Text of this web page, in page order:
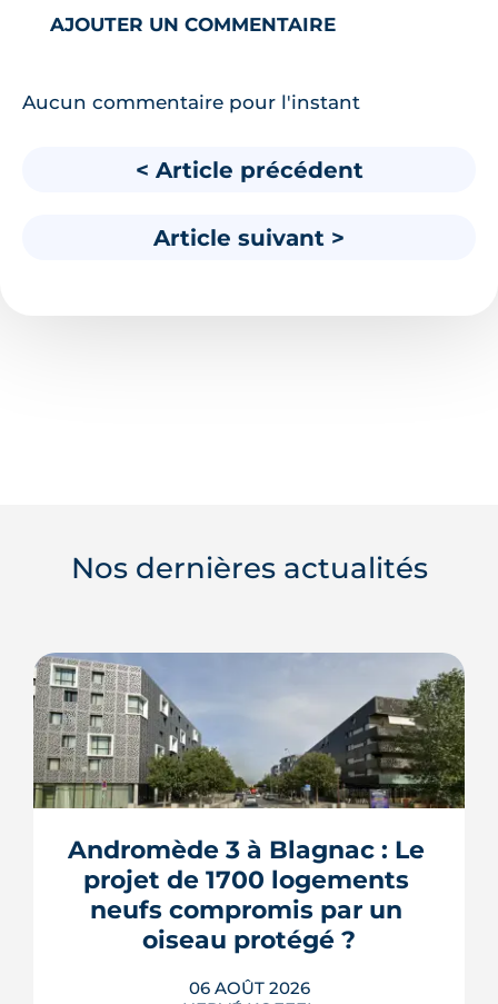
AJOUTER UN COMMENTAIRE
Aucun commentaire pour l'instant
< Article précédent
Article suivant >
Nos dernières actualités
Andromède 3 à Blagnac : Le
projet de 1700 logements
neufs compromis par un
oiseau protégé ?
06 AOÛT 2026